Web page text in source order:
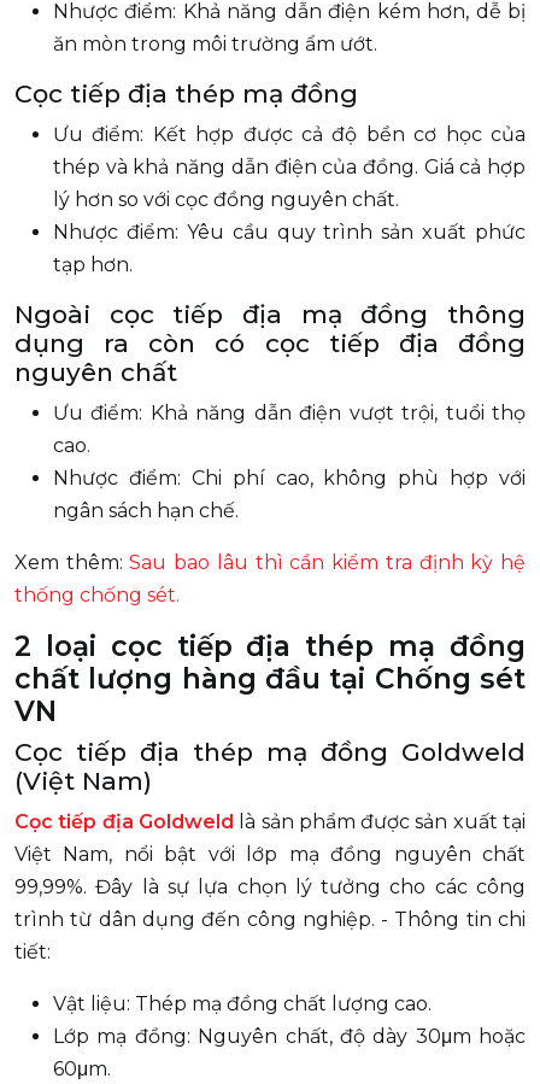
Nhược điểm: Khả năng dẫn điện kém hơn, dễ bị
ăn mòn trong môi trường ẩm ướt.
Cọc tiếp địa thép mạ đồng
Ưu điểm: Kết hợp được cả độ bền cơ học của
thép và khả năng dẫn điện của đồng. Giá cả hợp
lý hơn so với cọc đồng nguyên chất.
Nhược điểm: Yêu cầu quy trình sản xuất phức
tạp hơn.
Ngoài cọc tiếp địa mạ đồng thông
dụng ra còn có cọc tiếp địa đồng
nguyên chất
Ưu điểm: Khả năng dẫn điện vượt trội, tuổi thọ
cao.
Nhược điểm: Chi phí cao, không phù hợp với
ngân sách hạn chế.
Xem thêm:Sau bao lâu thì cần kiểm tra định kỳ hệ
thống chống sét.
2 loại cọc tiếp địa thép mạ đồng
chất lượng hàng đầu tại Chống sét
VN
Cọc tiếp địa thép mạ đồng Goldweld
(Việt Nam)
Cọc tiếp địa Goldweld là sản phẩm được sản xuất tại
Việt Nam, nổi bật với lớp mạ đồng nguyên chất
99,99%. Đây là sự lựa chọn lý tưởng cho các công
trình từ dân dụng đến công nghiệp. - Thông tin chi
tiết:
Vật liệu: Thép mạ đồng chất lượng cao.
Lớp mạ đồng: Nguyên chất, độ dày 30μm hoặc
60μm.